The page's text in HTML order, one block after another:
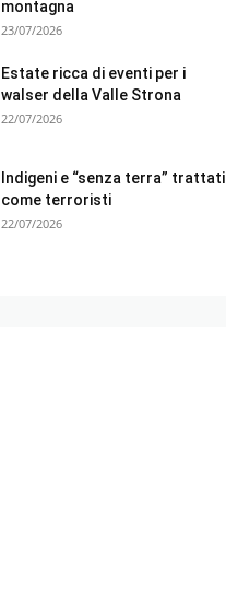
montagna
23/07/2026
Estate ricca di eventi per i
walser della Valle Strona
22/07/2026
Indigeni e “senza terra” trattati
come terroristi
22/07/2026